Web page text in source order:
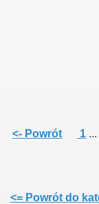
<- Powrót 1 ...
<= Powrót do